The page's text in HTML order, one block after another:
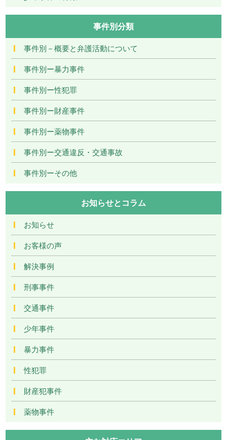
事件別分類
事件別－概要と弁護活動について
事件別ー暴力事件
事件別ー性犯罪
事件別ー財産事件
事件別ー薬物事件
事件別ー交通違反・交通事故
事件別ーその他
お知らせとコラム
お知らせ
お客様の声
解決事例
刑事事件
交通事件
少年事件
暴力事件
性犯罪
財産犯事件
薬物事件